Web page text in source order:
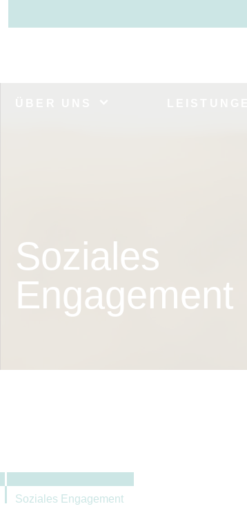
Soziales
Engagement
Soziales Engagement